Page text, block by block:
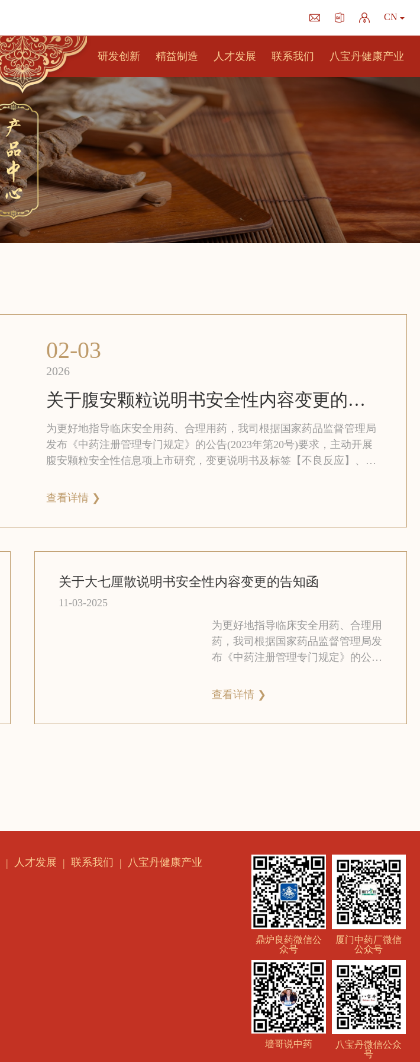
CN
研发创新 精益制造 人才发展 联系我们 八宝丹健康产业
02-03
2026
关于腹安颗粒说明书安全性内容变更的告知函
为更好地指导临床安全用药、合理用药，我司根据国家药品监督管理局
发布《中药注册管理专门规定》的公告(2023年第20号)要求，主动开展
腹安颗粒安全性信息项上市研究，变更说明书及标签【不良反应】、
书的修订情况，方便患者使用，我司将变更情况以告知函的形式在公司
查看详情 ❯
关于大七厘散说明书安全性内容变更的告知函
11-03-2025
为更好地指导临床安全用药、合理用
药，我司根据国家药品监督管理局发
布《中药注册管理专门规定》的公告
厘散安全性信息项上市研究，变更说
和【注意事项】内容并完成补充申
查看详情 ❯
人才发展 联系我们 八宝丹健康产业
鼎炉良药微信公
众号
厦门中药厂微信
公众号
墙哥说中药
八宝丹微信公众
号